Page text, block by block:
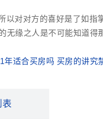
以对对方的喜好是了如指
无缘之人是不可能知道得
年适合买房吗 买房的讲究
表